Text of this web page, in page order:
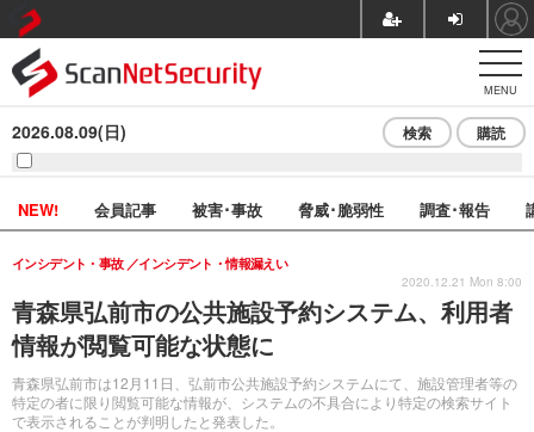
MENU
2026.08.09(日) 検索 購読
NEW! 会員記事 被害･事故 脅威･脆弱性 調査･報告
青森県弘前市の公共施設予約システム、利用者
情報が閲覧可能な状態に
青森県弘前市は12月11日、弘前市公共施設予約システムにて、施設管理者等の
特定の者に限り閲覧可能な情報が、システムの不具合により特定の検索サイト
で表示されることが判明したと発表した。
インシデント・事故 インシデント・情報漏えい
2020.12.21 Mon 8:00